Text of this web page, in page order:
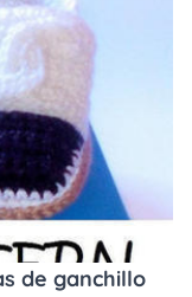
de ganchillo